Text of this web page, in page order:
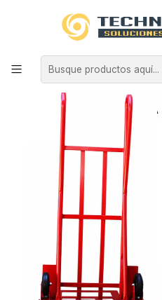
Inicio CARROS
CARRO YEGUA ACERO